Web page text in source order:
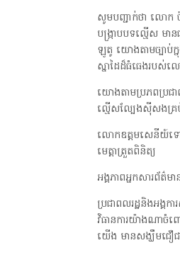
សូមបញ្ជាក់ថា លោក
បង្ក្រាបបទល្មើស ម
ឡូតូ យោងតាមច្បាប់ក្
ស្នាដៃដ៏ធំធេងរបស់
យោងតាមប្រភពប្រជា
ល្មើសល្បែងស៊ីសងគ្រ
លោកឧត្តមសេនីយ៍ទោ
មេត្តាត្រួតពិនិត្យ
អង្គភាពអ្នកសារព័ត៌
ប្រជាពលរដ្ឋនិងអង្គ
វិធានការយ៉ាងណាចំព
យើង មានសង្ឃឹមជឿជ